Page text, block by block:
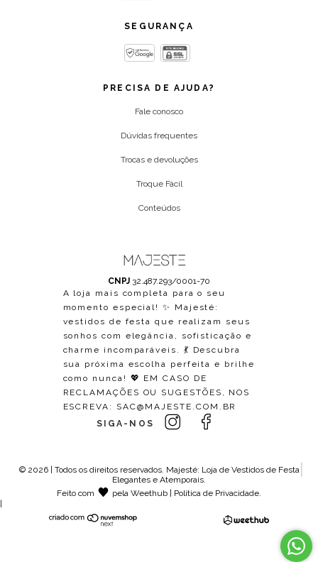
SEGURANÇA
PRECISA DE AJUDA?
Fale conosco
Dúvidas frequentes
Trocas e devoluções
Troque Fácil
Conteúdos
CNPJ 32.487.293/0001-70
A loja mais completa para o seu
momento especial! ✨ Majesté:
vestidos de festa que realizam seus
sonhos com elegância, sofisticação e
charme incomparáveis. 💃 Descubra
sua próxima escolha perfeita e brilhe
como nunca! 💖 EM CASO DE
RECLAMAÇÕES OU SUGESTÕES, NOS
ESCREVA: SAC@MAJESTE.COM.BR
SIGA-NOS
© 2026 | Todos os direitos reservados. Majesté: Loja de Vestidos de Festa
Elegantes e Atemporais.
Feito com
pelaWeethub Política de Privacidade.
|